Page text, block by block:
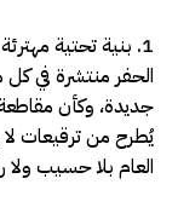
1. بنية تحتية مهترئة وهدر للمال العام
الحفر منتشرة في
جديدة، وكأن
يُطرح من ترقيعات لا
العام بلا حسيب ولا